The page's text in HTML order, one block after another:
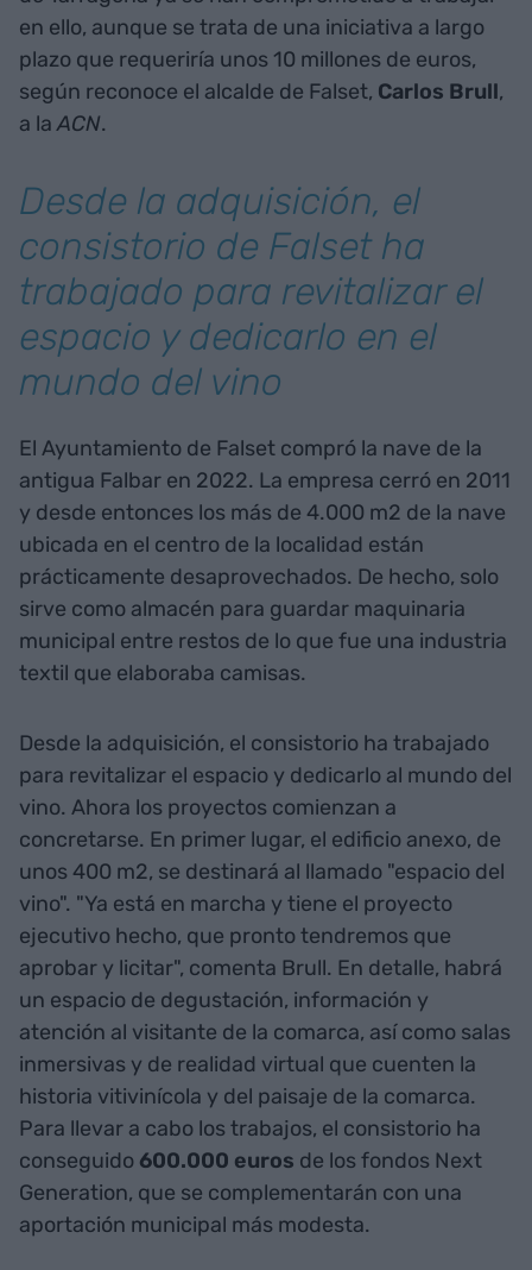
en ello, aunque se trata de una iniciativa a largo
plazo que requeriría unos 10 millones de euros,
según reconoce el alcalde de Falset, Carlos Brull,
a laACN.
Desde la adquisición, el
consistorio de Falset ha
trabajado para revitalizar el
espacio y dedicarlo en el
mundo del vino
El Ayuntamiento de Falset compró la nave de la
antigua Falbar en 2022. La empresa cerró en 2011
y desde entonces los más de 4.000 m2 de la nave
ubicada en el centro de la localidad están
prácticamente desaprovechados. De hecho, solo
sirve como almacén para guardar maquinaria
municipal entre restos de lo que fue una industria
textil que elaboraba camisas.
Desde la adquisición, el consistorio ha trabajado
para revitalizar el espacio y dedicarlo al mundo del
vino. Ahora los proyectos comienzan a
concretarse. En primer lugar, el edificio anexo, de
unos 400 m2, se destinará al llamado "espacio del
vino". "Ya está en marcha y tiene el proyecto
ejecutivo hecho, que pronto tendremos que
aprobar y licitar", comenta Brull. En detalle, habrá
un espacio de degustación, información y
atención al visitante de la comarca, así como salas
inmersivas y de realidad virtual que cuenten la
historia vitivinícola y del paisaje de la comarca.
Para llevar a cabo los trabajos, el consistorio ha
conseguido 600.000 euros de los fondos Next
Generation, que se complementarán con una
aportación municipal más modesta.